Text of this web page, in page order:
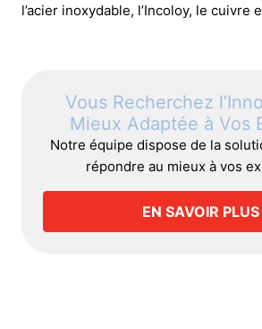
l’acier inoxydable, l’Incoloy, le cuivre
Vous Recherchez
Mieux Adaptée à Vos
Notre équipe dispose de la
répondre au mieux à vos
EN SAVOIR PLUS